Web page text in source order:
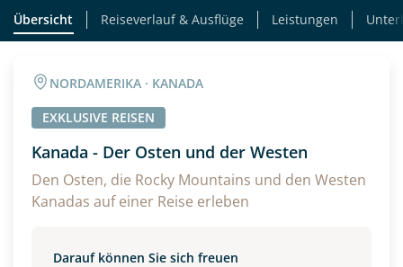
Übersicht Reiseverlauf & Ausflüge Leistungen
NORDAMERIKA · KANADA
EXKLUSIVE REISEN
Kanada - Der Osten und der Westen
Den Osten, die Rocky Mountains und den Westen
Kanadas auf einer Reise erleben
Darauf können Sie sich freuen